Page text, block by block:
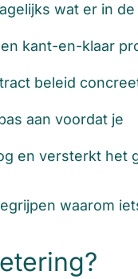
wat er in
kant-en-klaar
beleid
aan voordat je
en versterkt het
waarom